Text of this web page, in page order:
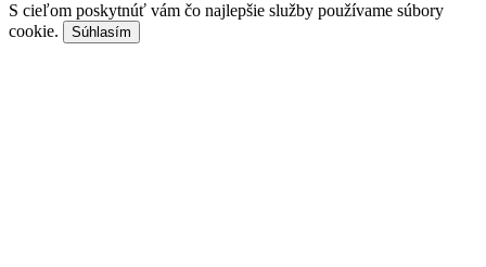
S cieľom poskytnúť vám čo najlepšie služby používame súbory
cookie.
Súhlasím